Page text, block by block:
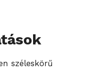
széleskörű